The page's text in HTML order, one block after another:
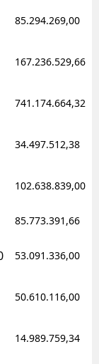
85.294.269,00
167.236.529,66
741.174.664,32
34.497.512,38
102.638.839,00
85.773.391,66
53.091.336,00
50.610.116,00
14.989.759,34